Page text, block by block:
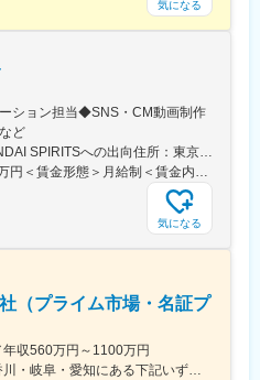
育
務
気になる
ション担当◆SNS・CM動画制作
ど
＜勤務地詳細＞株式会社BANDAI SPIRITSへの出向住所：東京都港区三田3‐5‐19 住友不動産東京三田ガーデンタワー受動喫煙対策：屋内全面禁煙変更の範囲：会社の定める事業所
＜予定年収＞724万円～920万円＜賃金形態＞月給制＜賃金内訳＞月額（基本給）：315,000円～400,000円＜月給＞315,000円～400,000円＜昇給有無＞有＜残業手当＞有＜給与補足＞※役職と給与は、経験・能力などを考慮し最終決定■昇給：年1回■賞与：年1回■年収例（一般）759万円／中途入社2年目／月給33万円＋時間外手当（30時間）＋賞与■年収例（チーフ）920万円／中途入社2年目／月給40万円＋時間外手当（30時間）＋賞与賃金はあくまでも目安の金額であり、選考を通じて上下する可能性があります。月給(月額)は固定手当を含めた表記です。
気になる
（プライム市場・名証プ
収560万円～1100万円
★U・Iターン歓迎★兵庫・香川・岐阜・愛知にある下記いずれかの事業所・神戸工場／兵庫県神戸市中央区・西神工場／兵庫県神戸市西区・西神戸工場／兵庫県神戸市西区・明石工場／兵庫県明石市・播磨工場／兵庫県加古郡・岐阜工場／岐阜県各務原市・名古屋第一工場／愛知県弥富市・名古屋第二工場／愛知県海部郡・坂出工場／香川県坂出市・神戸本社／兵庫県神戸市中央区・東京本社／東京都港区 など※受動喫煙対策実施